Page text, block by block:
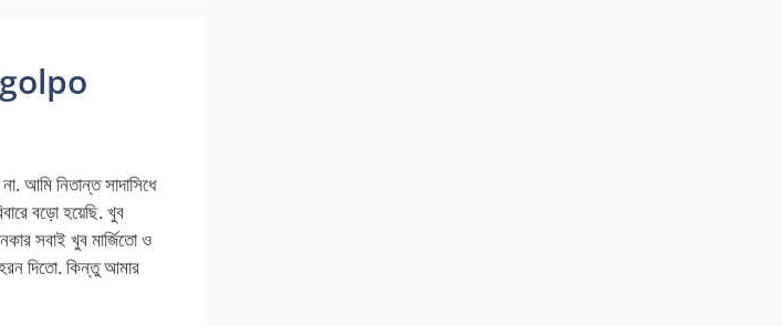
golpo
আমি নিতান্ত সাদাসিধে
বড়ো হয়েছি. খুব
সবাই খুব মার্জিতো ও
দিতো. কিন্তু আমার